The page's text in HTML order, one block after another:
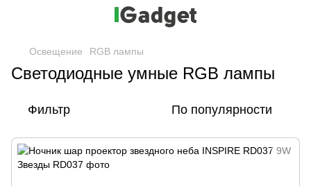
Освещение RGB лампы
Светодиодные умные RGB лампы
Фильтр По популярности